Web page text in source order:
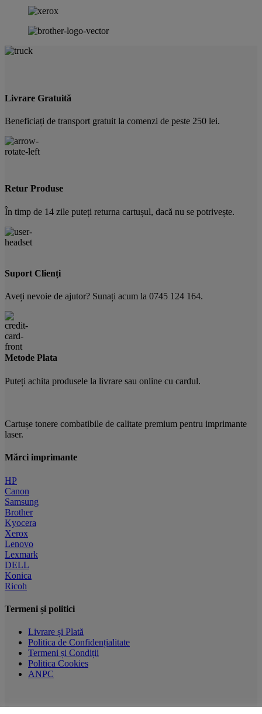
Livrare Gratuită
Beneficiați de transport gratuit la comenzi de peste 250 lei.
Retur Produse
În timp de 14 zile puteți returna cartușul, dacă nu se potrivește.
Suport Clienți
Aveți nevoie de ajutor? Sunați acum la 0745 124 164.
Metode Plata
Puteți achita produsele la livrare sau online cu cardul.
Cartușe tonere combatibile de calitate premium pentru imprimante
laser.
Mărci imprimante
HP
Canon
Samsung
Brother
Kyocera
Xerox
Lenovo
Lexmark
DELL
Konica
Ricoh
Termeni și politici
Livrare și Plată
Politica de Confidențialitate
Termeni și Condiții
Politica Cookies
ANPC